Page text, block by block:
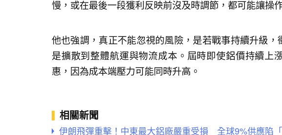
慢，或在最後一段獲利反映前沒及時調節，都可能讓操
他也強調，真正不能忽視的風險，是若戰事持續升級
是擴散到整體航運與物流成本。屆時即使鋁價持續上
惠，因為成本端壓力可能同時升高。
相關新聞
伊朗飛彈重擊！中東最大鋁廠嚴重受損 全球9%供應陷